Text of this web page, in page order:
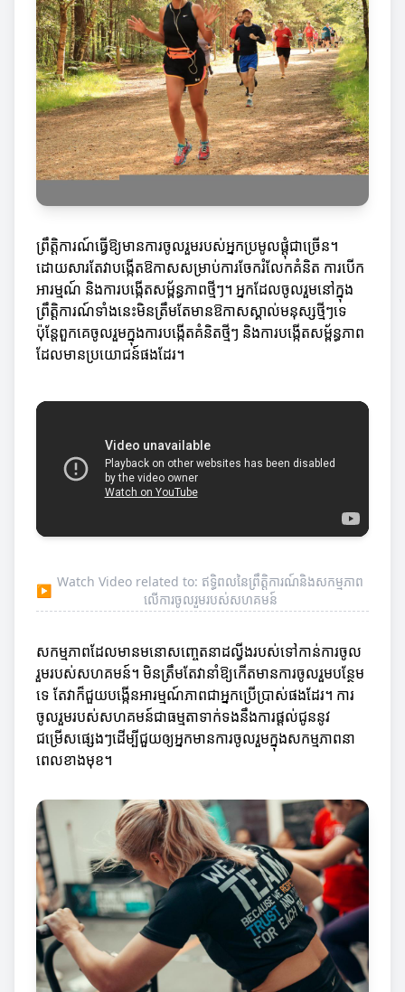
ព្រឹត្តិការណ៍ធ្វើឱ្យមានការចូលរួមរបស់អ្នកប្រមូលផ្ដុំជាច្រើន។
ដោយសារតែវាបង្កើតឱកាសសម្រាប់ការចែករំលែកគំនិត ការបើក
អារម្មណ៍ និងការបង្កើតសម្ព័ន្ធភាពថ្មីៗ។ អ្នកដែលចូលរួមនៅក្នុង
ព្រឹត្តិការណ៍ទាំងនេះមិនត្រឹមតែមានឱកាសស្គាល់មនុស្សថ្មីៗទេ
ប៉ុន្តែពួកគេចូលរួមក្នុងការបង្កើតគំនិតថ្មីៗ និងការបង្កើតសម្ព័ន្ធភាព
ដែលមានប្រយោជន៍ផងដែរ។
▶
Watch Video related to: ឥទ្ធិពលនៃព្រឹត្តិការណ៍និងសកម្មភាព
លើការចូលរួមរបស់សហគមន៍
សកម្មភាពដែលមានមនោសញ្ចេតនាដល្វីងរបស់ទៅកាន់ការចូល
រួមរបស់សហគមន៍។ មិនត្រឹមតែវានាំឱ្យកើតមានការចូលរួមបន្ថែម
ទេ តែវាក៏ជួយបង្កើនអារម្មណ៍ភាពជាអ្នកប្រើប្រាស់ផងដែរ។ ការ
ចូលរួមរបស់សហគមន៍ជាធម្មតាទាក់ទងនឹងការផ្តល់ជូននូវ
ជម្រើសផ្សេងៗដើម្បីជួយឲ្យអ្នកមានការចូលរួមក្នុងសកម្មភាពនា
ពេលខាងមុខ។